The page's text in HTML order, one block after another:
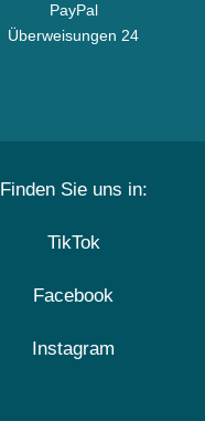
PayPal
Überweisungen 24
Finden Sie uns in:
TikTok
Facebook
Instagram